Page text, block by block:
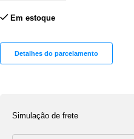
Em estoque
Detalhes do parcelamento
Simulação de frete